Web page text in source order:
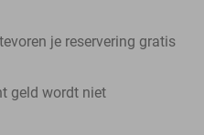
je reservering gratis
geld wordt niet